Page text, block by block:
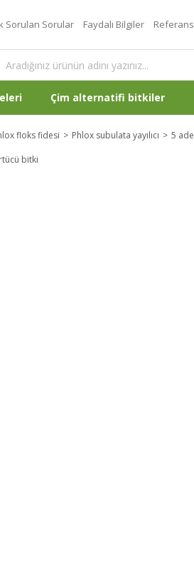
Sorulan Sorular Faydalı Bilgiler
Çim alternatifi bitkiler
floks fidesi Phlox subulata yayılıcı 5